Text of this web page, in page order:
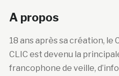
A propos
18 ans après sa création, le
CLIC est devenu la
francophone de veille,